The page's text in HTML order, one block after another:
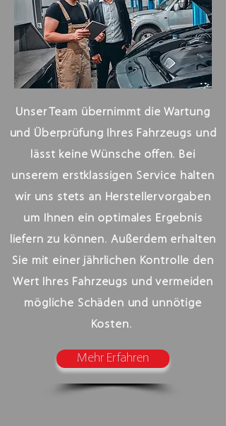
Unser Team übernimmt die Wartung
und Überprüfung Ihres Fahrzeugs und
lässt keine Wünsche offen. Bei
unserem erstklassigen Service halten
wir uns stets an Herstellervorgaben
um Ihnen ein optimales Ergebnis
liefern zu können. Außerdem erhalten
Sie mit einer jährlichen Kontrolle den
Wert Ihres Fahrzeugs und vermeiden
mögliche Schäden und unnötige
Kosten.
Mehr Erfahren